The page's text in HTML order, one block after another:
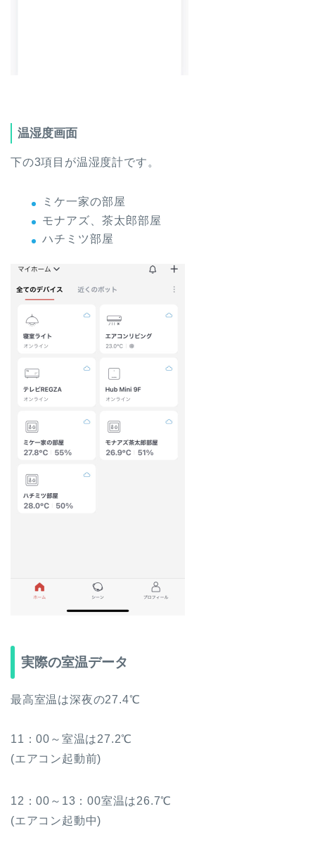
温湿度画面
下の3項目が温湿度計です。
ミケ一家の部屋
モナアズ、茶太郎部屋
ハチミツ部屋
実際の室温データ
最高室温は深夜の27.4℃
11：00～室温は27.2℃
(エアコン起動前)
12：00～13：00室温は26.7℃
(エアコン起動中)